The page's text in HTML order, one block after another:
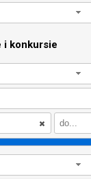
i konkursie